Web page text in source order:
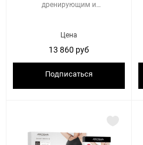
дренирующим и
Цена
13 860 руб
Подписаться